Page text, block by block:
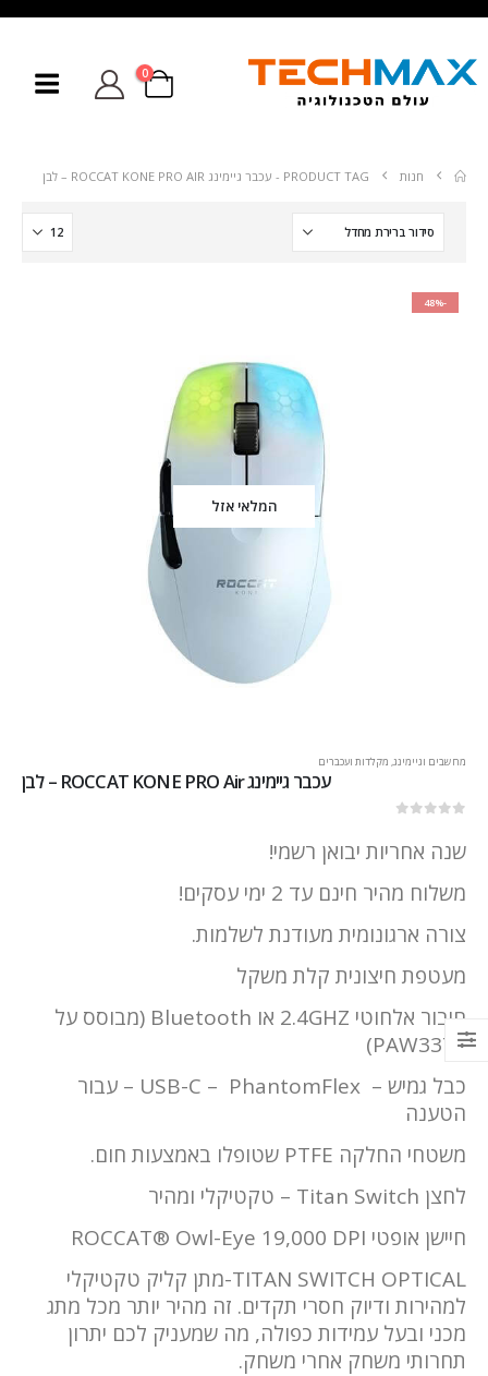
0
חנות PRODUCT TAG - עכבר גיימינג ROCCAT KONE PRO AIR – לבן
-48%
המלאי אזל
מחשבים וגיימינג, מקלדות ועכברים
עכבר גיימינג ROCCAT KONE PRO Air – לבן
שנה אחריות יבואן רשמי!
משלוח מהיר חינם עד 2 ימי עסקים!
צורה ארגונומית מעודנת לשלמות.
מעטפת חיצונית קלת משקל
חיבור אלחוטי 2.4GHZ או Bluetooth (מבוסס על
PAW3370)
כבל גמיש – USB-C – PhantomFlex – עבור
הטענה
משטחי החלקה PTFE שטופלו באמצעות חום.
לחצן Titan Switch – טקטיקלי ומהיר
חיישן אופטי ROCCAT® Owl-Eye 19,000 DPI
TITAN SWITCH OPTICAL-מתן קליק טקטיקלי
למהירות ודיוק חסרי תקדים. זה מהיר יותר מכל מתג
מכני ובעל עמידות כפולה, מה שמעניק לכם יתרון
תחרותי משחק אחרי משחק.